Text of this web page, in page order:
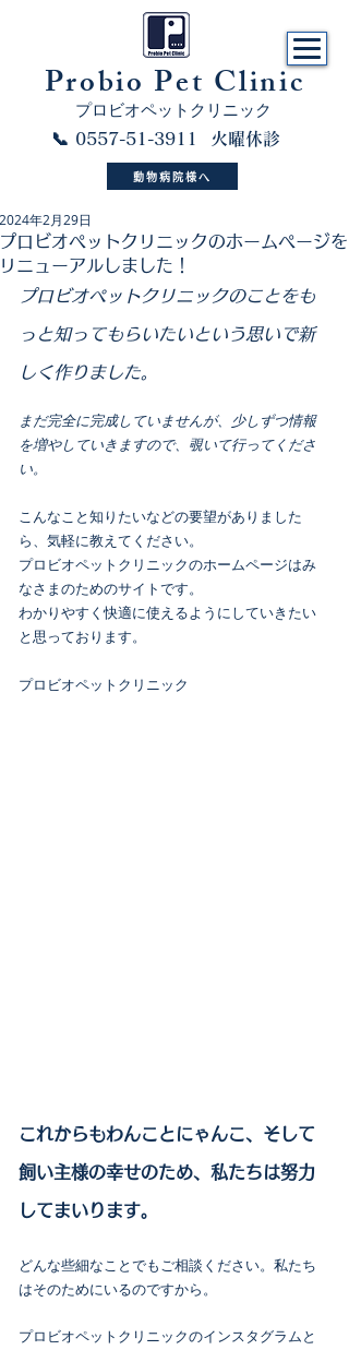
​Probio Pet Clinic
プロビオペットクリニック
📞 0557-51-3911 火曜休診
動物病院様へ
プロビオペットクリニックのホームページを
リニューアルしました！
2024年2月29日
プロビオペットクリニックのことをも
っと知ってもらいたいという思いで新
しく作りました。
まだ完全に完成していませんが、少しずつ情報
を増やしていきますので、覗いて行ってくださ
い。
こんなこと知りたいなどの要望がありました
ら、気軽に教えてください。
プロビオペットクリニックのホームページはみ
なさまのためのサイトです。
わかりやすく快適に使えるようにしていきたい
と思っております。
プロビオペットクリニック
これからもわんことにゃんこ、そして
飼い主様の幸せのため、私たちは努力
してまいります。
どんな些細なことでもご相談ください。私たち
はそのためにいるのですから。
プロビオペットクリニックのインスタグラムと